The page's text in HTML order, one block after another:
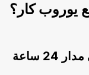
SYDNEY
يوروب كار؟
ساعة